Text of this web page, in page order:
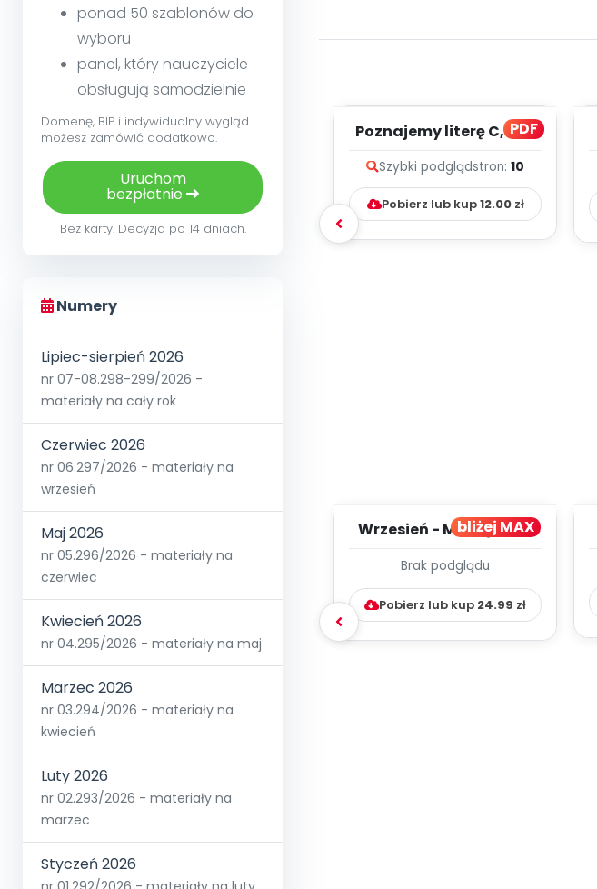
ponad 50 szablonów do
wyboru
panel, który nauczyciele
obsługują samodzielnie
Domenę, BIP i indywidualny wygląd
możesz zamówić dodatkowo.
Uruchom
bezpłatnie
Bez karty. Decyzja po 14 dniach.
Numery
Lipiec-sierpień 2026
nr 07-08.298-299/2026 -
materiały na cały rok
Czerwiec 2026
nr 06.297/2026 - materiały na
wrzesień
Maj 2026
nr 05.296/2026 - materiały na
czerwiec
Kwiecień 2026
nr 04.295/2026 - materiały na maj
Marzec 2026
nr 03.294/2026 - materiały na
kwiecień
Luty 2026
nr 02.293/2026 - materiały na
marzec
Styczeń 2026
PDF
Poznajemy literę C, cz. 1
Szybki podglądstron: 10
Pobierz lub kup12.00zł
bliżej MAX
Wrzesień - MIESIĘCZNY
WYCHOWAWCZO –
DYDAKTYC...
Brak podglądu
Pobierz lub kup 24.99 zł